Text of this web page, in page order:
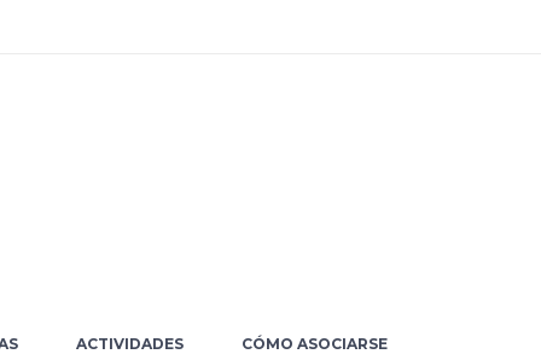
ACTIVIDADES CÓMO ASOCIARSE